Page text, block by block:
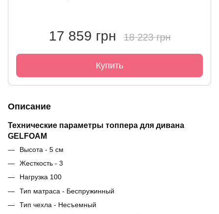
17 859 грн 18 223 грн
Купить
Описание
Технические параметры топпера для дивана
GELFOAM
Высота - 5 см
Жесткость - 3
Нагрузка 100
Тип матраса - Беспружинный
Тип чехла - Несъемный